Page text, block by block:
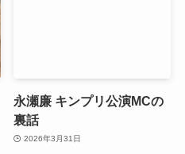
永瀬廉 キンプリ公演MCの
裏話
2026年3月31日